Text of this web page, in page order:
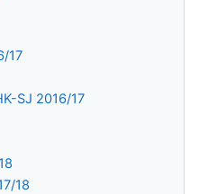
17
SJ 2016/17
18